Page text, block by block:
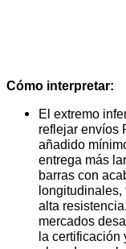
Cómo interpretar:
El extremo
reflejar envíos
añadido
entrega más
barras con
longitudinales,
alta
mercados
la certificación